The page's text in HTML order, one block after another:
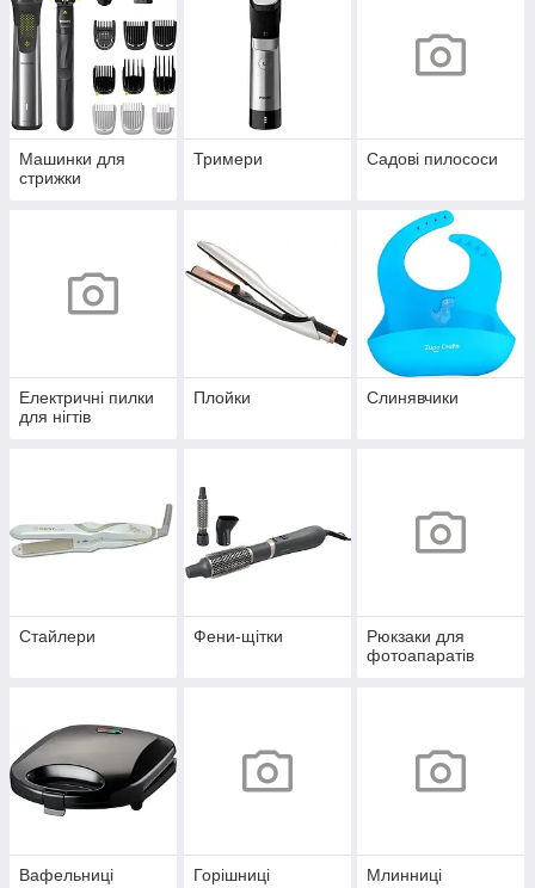
Машинки для
стрижки
Тримери Садові пилососи
Електричні пилки
для нігтів
Плойки Слинявчики
Стайлери Фени-щітки
Рюкзаки для
фотоапаратів
Вафельниці Горішниці Млинниці